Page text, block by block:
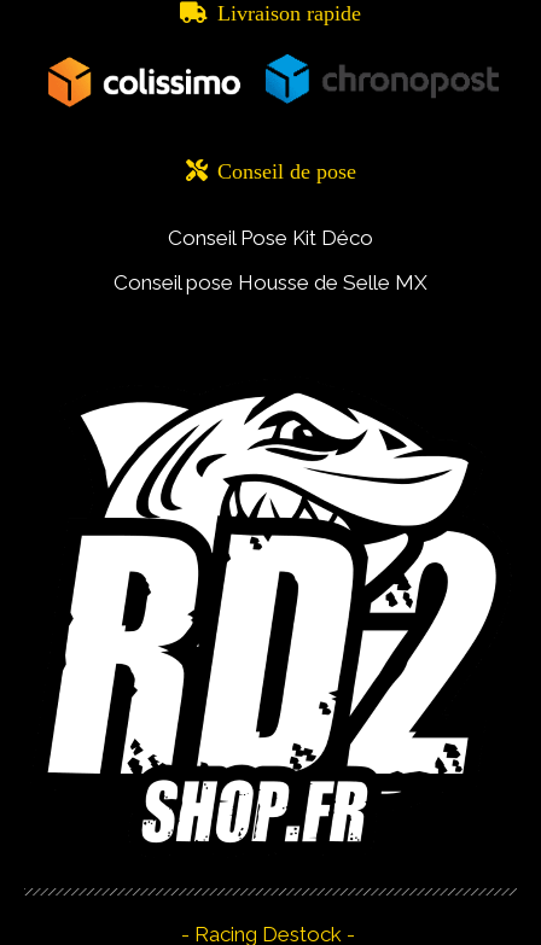
 Livraison rapide
 Conseil de pose
Conseil Pose Kit Déco
Conseil pose Housse de Selle MX
- Racing Destock -